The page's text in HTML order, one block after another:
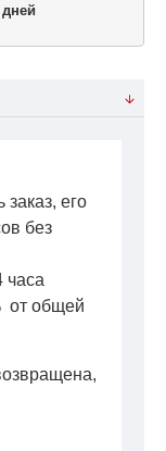
его
без
часа
от общей